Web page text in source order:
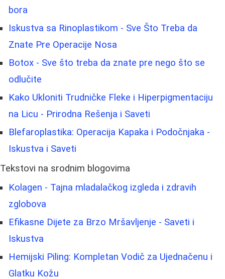
bora
Iskustva sa Rinoplastikom - Sve Što Treba da
Znate Pre Operacije Nosa
Botox - Sve što treba da znate pre nego što se
odlučite
Kako Ukloniti Trudničke Fleke i Hiperpigmentaciju
na Licu - Prirodna Rešenja i Saveti
Blefaroplastika: Operacija Kapaka i Podočnjaka -
Iskustva i Saveti
Tekstovi na srodnim blogovima
Kolagen - Tajna mladalačkog izgleda i zdravih
zglobova
Efikasne Dijete za Brzo Mršavljenje - Saveti i
Iskustva
Hemijski Piling: Kompletan Vodič za Ujednačenu i
Glatku Kožu